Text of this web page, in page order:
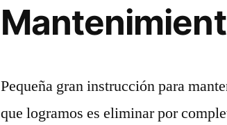
Pequeña gran instrucción para
que logramos es eliminar por